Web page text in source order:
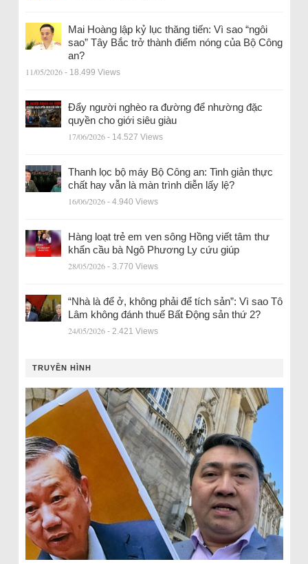
Mai Hoàng lập kỷ lục thăng tiến: Vì sao “ngôi
sao” Tây Bắc trở thành điểm nóng của Bộ Công
an?
11/05/2026 - 18.499 Views
Đẩy người nghèo ra đường để nhường đặc
quyền cho giới siêu giàu
17/06/2026 - 14.527 Views
Thanh lọc bộ máy Bộ Công an: Tinh giản thực
chất hay vẫn là màn trình diễn lấy lệ?
16/06/2026 - 4.940 Views
Hàng loạt trẻ em ven sông Hồng viết tâm thư
khẩn cầu bà Ngô Phương Ly cứu giúp
28/05/2026 - 3.770 Views
“Nhà là để ở, không phải để tích sản”: Vì sao Tô
Lâm không đánh thuế Bất Động sản thứ 2?
24/05/2026 - 2.421 Views
TRUYỀN HÌNH